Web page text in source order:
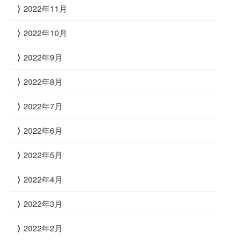
2022年11月
2022年10月
2022年9月
2022年8月
2022年7月
2022年6月
2022年5月
2022年4月
2022年3月
2022年2月